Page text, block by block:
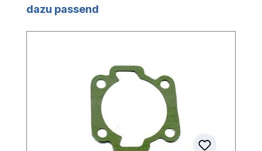
Produktgalerie überspringen
dazu passend